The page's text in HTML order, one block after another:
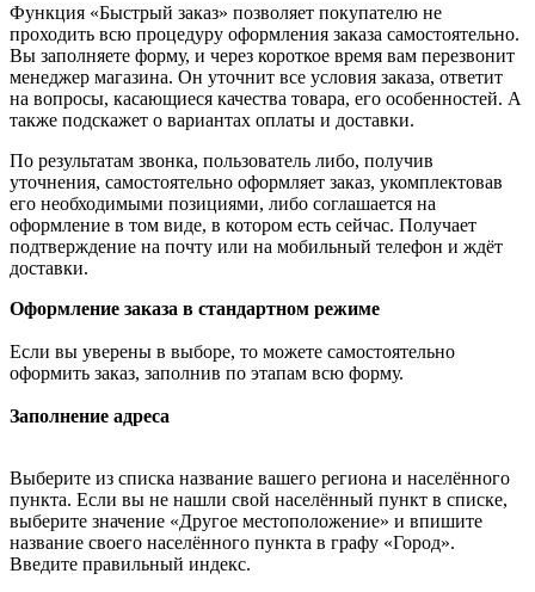
Функция «Быстрый заказ» позволяет покупателю не
проходить всю процедуру оформления заказа самостоятельно.
Вы заполняете форму, и через короткое время вам перезвонит
менеджер магазина. Он уточнит все условия заказа, ответит
на вопросы, касающиеся качества товара, его особенностей. А
также подскажет о вариантах оплаты и доставки.
По результатам звонка, пользователь либо, получив
уточнения, самостоятельно оформляет заказ, укомплектовав
его необходимыми позициями, либо соглашается на
оформление в том виде, в котором есть сейчас. Получает
подтверждение на почту или на мобильный телефон и ждёт
доставки.
Оформление заказа в стандартном режиме
Если вы уверены в выборе, то можете самостоятельно
оформить заказ, заполнив по этапам всю форму.
Заполнение адреса
Выберите из списка название вашего региона и населённого
пункта. Если вы не нашли свой населённый пункт в списке,
выберите значение «Другое местоположение» и впишите
название своего населённого пункта в графу «Город».
Введите правильный индекс.